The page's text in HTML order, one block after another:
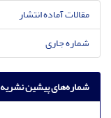
مقالات آماده انتشار
شماره جاری
شماره‌های پیشین نشریه